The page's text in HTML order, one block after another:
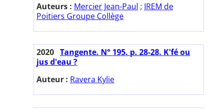
Auteurs : Mercier Jean-Paul ; IREM de
Poitiers Groupe Collège
2020 Tangente. N° 195. p. 28-28. K'fé ou
jus d'eau ?
Auteur : Ravera Kylie